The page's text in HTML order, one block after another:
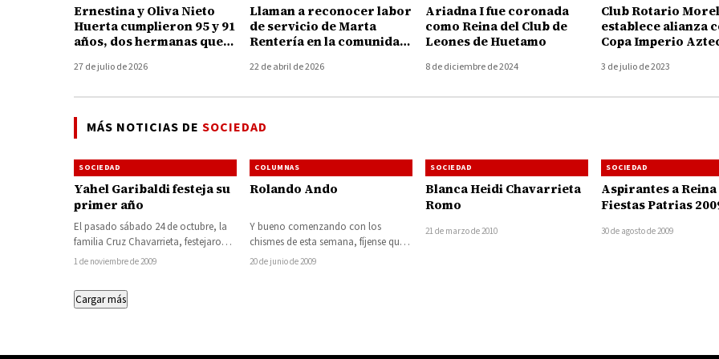
Ernestina y Oliva Nieto
Huerta cumplieron 95 y 91
años, dos hermanas que
viva de Nocupétaro
27 de julio de 2026
Llaman a reconocer labor
de servicio de Marta
Rentería en la comunidad
municipio de Huetamo
22 de abril de 2026
Ariadna I fue coronada
como Reina del Club de
Leones de Huetamo
8 de diciembre de 2024
Club Rotario
establece alianza
Copa Imperio
comunitaria y
enfoque integral y
3 de julio de 2023
MÁS NOTICIAS DE SOCIEDAD
SOCIEDAD
Yahel Garibaldi festeja su
primer año
El pasado sábado 24 de octubre, la
familia Cruz Chavarrieta, festejaron a
su bebé hermoso, el pequeño Yahel
1 de noviembre de 2009
COLUMNAS
Rolando Ando
Y bueno comenzando con los
chismes de esta semana, fíjense que
recién nos enteramos que nuestra
20 de junio de 2009
SOCIEDAD
Blanca Heidi Chavarrieta
Romo
21 de marzo de 2010
SOCIEDAD
Aspirantes a Reina
Fiestas Patrias
30 de agosto de 2009
Cargar más